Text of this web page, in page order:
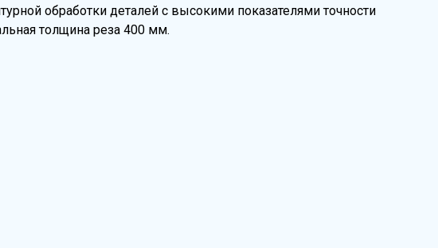
обработки деталей с высокими показателями точности
толщина реза 400 мм.